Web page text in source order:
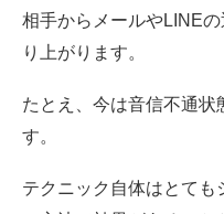
相手からメールやLINE
り上がります。
たとえ、今は音信不通
す。
テクニック自体はとても